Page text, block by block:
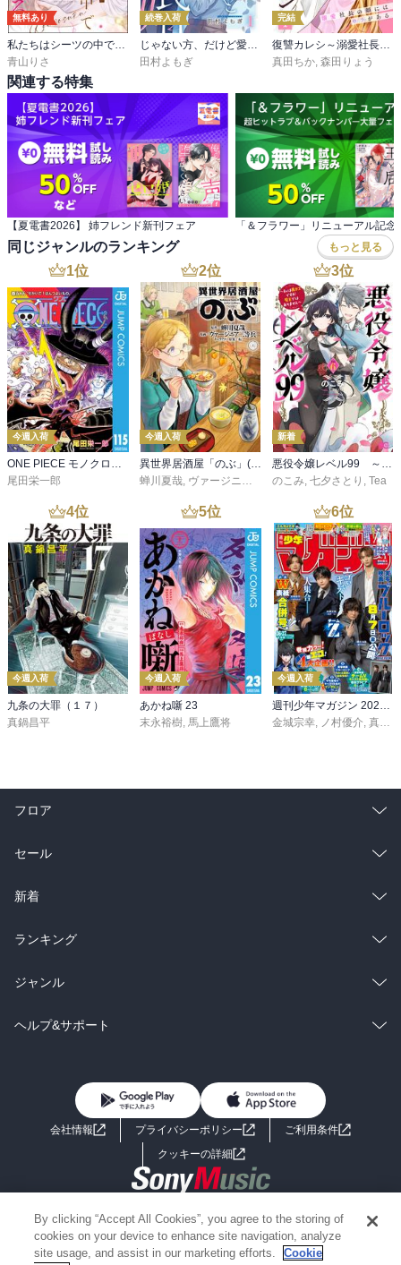
無料あり
青山りさ
続巻入荷
田村よもぎ
完結
真田ちか 森田りょう
関連する特集
【夏電書2026】 姉フレンド新刊フェア
同じジャンルのランキング もっと見る
1位
今週入荷
ONE PIECE モノクロ版 115
尾田栄一郎
2位
今週入荷
異世界居酒屋「のぶ」(22)
蝉川夏哉, ヴァージニア二等兵 ,転
3位
新着
悪役令嬢レベル99 ～私は裏ボスですが魔王ではありません～ その６
のこみ, 七夕さとり , Tea
4位
今週入荷
九条の大罪（１７）
真鍋昌平
5位
今週入荷
あかね噺 23
末永裕樹 馬上鷹将
6位
今週入荷
金城宗幸
ノ村優介 真島ヒロ
フロア
総合
ラノベ
雑誌・グラビア
BL・TL
セール
総合
ラノベ
雑誌・グラビア
BL・TL
新着
総合
ラノベ
雑誌・グラビア
ランキング
総合
ラノベ
ジャンル
コミック
ライトノベル 男子向けラノベ
小説
海外小説
ミステリー SF
ヘルプ&サポート
よくあるご質問 お問い合わせ
会社情報 プライバシーポリシー
ご利用条件
クッキーの詳細
Copyright 2017 - 2026 Sony Music Entertainment(Japan) Inc.
Information on the site is for the Japan domestic market only
powered by
By clicking “Accept All Cookies”, you agree to the storing of
cookies on your device to enhance site navigation, analyze
site usage, and assist in our marketing efforts.
Cookie